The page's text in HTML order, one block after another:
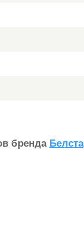
бренда Белста